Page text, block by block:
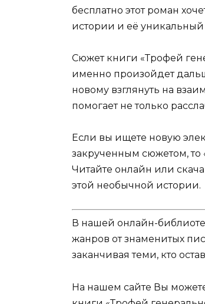
бесплатно этот роман
истории и её уникальный
Сюжет книги «Трофей
именно произойдет
новому взглянуть на
помогает не только
Если вы ищете новую
закрученным сюжетом,
Читайте онлайн или
этой необычной истории.
В нашей онлайн-
жанров от знаменитых
заканчивая теми, кто
На нашем сайте Вы